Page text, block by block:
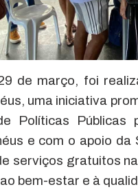
de março, foi
uma iniciativa
Políticas Públicas
e com o apoio
serviços gratuitos
bem-estar e à